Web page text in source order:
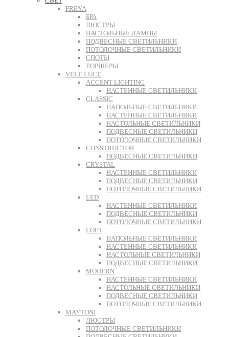
FREYA
БРА
ЛЮСТРЫ
НАСТОЛЬНЫЕ ЛАМПЫ
ПОДВЕСНЫЕ СВЕТИЛЬНИКИ
ПОТОЛОЧНЫЕ СВЕТИЛЬНИКИ
СПОТЫ
ТОРШЕРЫ
VELE LUCE
ACCENT LIGHTING
НАСТЕННЫЕ СВЕТИЛЬНИКИ
CLASSIC
НАПОЛЬНЫЕ СВЕТИЛЬНИКИ
НАСТЕННЫЕ СВЕТИЛЬНИКИ
НАСТОЛЬНЫЕ СВЕТИЛЬНИКИ
ПОДВЕСНЫЕ СВЕТИЛЬНИКИ
ПОТОЛОЧНЫЕ СВЕТИЛЬНИКИ
CONSTRUCTOR
ПОДВЕСНЫЕ СВЕТИЛЬНИКИ
CRYSTAL
НАСТЕННЫЕ СВЕТИЛЬНИКИ
ПОДВЕСНЫЕ СВЕТИЛЬНИКИ
ПОТОЛОЧНЫЕ СВЕТИЛЬНИКИ
LED
НАСТЕННЫЕ СВЕТИЛЬНИКИ
ПОДВЕСНЫЕ СВЕТИЛЬНИКИ
ПОТОЛОЧНЫЕ СВЕТИЛЬНИКИ
LOFT
НАПОЛЬНЫЕ СВЕТИЛЬНИКИ
НАСТЕННЫЕ СВЕТИЛЬНИКИ
НАСТОЛЬНЫЕ СВЕТИЛЬНИКИ
ПОДВЕСНЫЕ СВЕТИЛЬНИКИ
MODERN
НАСТЕННЫЕ СВЕТИЛЬНИКИ
НАСТОЛЬНЫЕ СВЕТИЛЬНИКИ
ПОДВЕСНЫЕ СВЕТИЛЬНИКИ
ПОТОЛОЧНЫЕ СВЕТИЛЬНИКИ
MAYTONI
ЛЮСТРЫ
ПОТОЛОЧНЫЕ СВЕТИЛЬНИКИ